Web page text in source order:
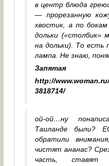
в центр блюда
— прорезанную
хвостик, а по
дольки («столбик»
на дольки). То есть
лампа. Не знаю,
Запятая
http://
3818714/
ой-ой…ну
Таиланде были?
обратили
чистят ананас?
часть, ставят